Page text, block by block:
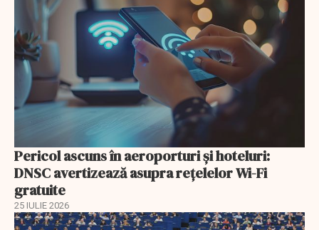
Pericol ascuns în aeroporturi și hoteluri:
DNSC avertizează asupra rețelelor Wi-Fi
gratuite
25 IULIE 2026